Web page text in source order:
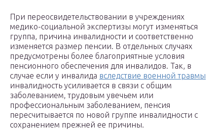
При переосвидетельствовании в учреждениях
медико-социальной экспертизы могут изменяться
группа, причина инвалидности и соответственно
изменяется размер пенсии. В отдельных случаях
предусмотрены более благоприятные условия
пенсионного обеспечения для инвалидов. Так, в
случае если у инвалида вследствие военной травмы
инвалидность усиливается в связи с общим
заболеванием, трудовым увечьем или
профессиональным заболеванием, пенсия
пересчитывается по новой группе инвалидности с
сохранением прежней ее причины.